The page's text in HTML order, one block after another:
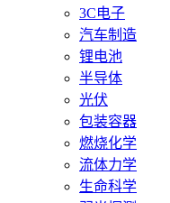
3C电子
汽车制造
锂电池
半导体
光伏
包装容器
燃烧化学
流体力学
生命科学